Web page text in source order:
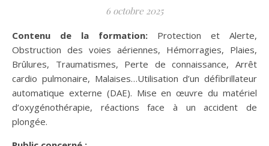
6 octobre 2025
Contenu de la formation: Protection et Alerte,
Obstruction des voies aériennes, Hémorragies, Plaies,
Brûlures, Traumatismes, Perte de connaissance, Arrêt
cardio pulmonaire, Malaises…Utilisation d’un défibrillateur
automatique externe (DAE). Mise en œuvre du matériel
d’oxygénothérapie, réactions face à un accident de
plongée.